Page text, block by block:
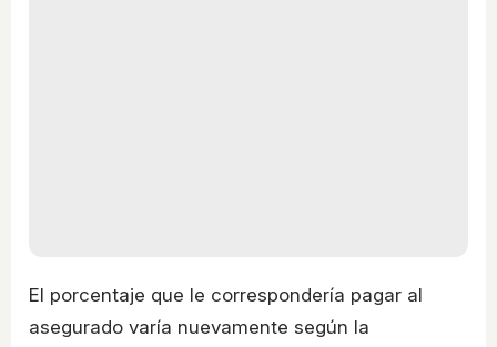
El porcentaje que le correspondería pagar al
asegurado varía nuevamente según la